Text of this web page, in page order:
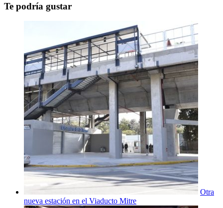
Te podría gustar
Otra
nueva estación en el Viaducto Mitre